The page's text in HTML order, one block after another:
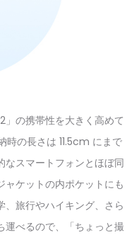
」の携帯性を大きく高めて
時の長さは 11.5cm にまで
なスマートフォンとほぼ同
ャケットの内ポケットにも
旅行やハイキング、さら
運べるので、「ちょっと撮